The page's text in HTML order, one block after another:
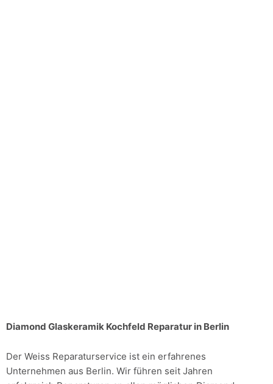
Diamond Glaskeramik Kochfeld Reparatur in Berlin
Der Weiss Reparaturservice ist ein erfahrenes
Unternehmen aus Berlin. Wir führen seit Jahren